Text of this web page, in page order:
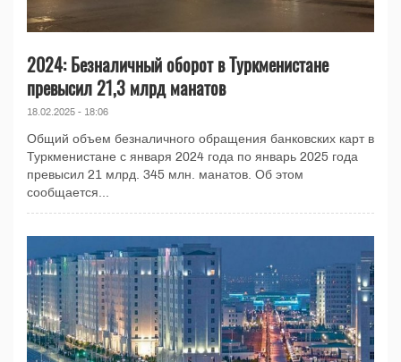
2024: Безналичный оборот в Туркменистане
превысил 21,3 млрд манатов
18.02.2025 - 18:06
Общий объем безналичного обращения банковских карт в
Туркменистане с января 2024 года по январь 2025 года
превысил 21 млрд. 345 млн. манатов. Об этом
сообщается...